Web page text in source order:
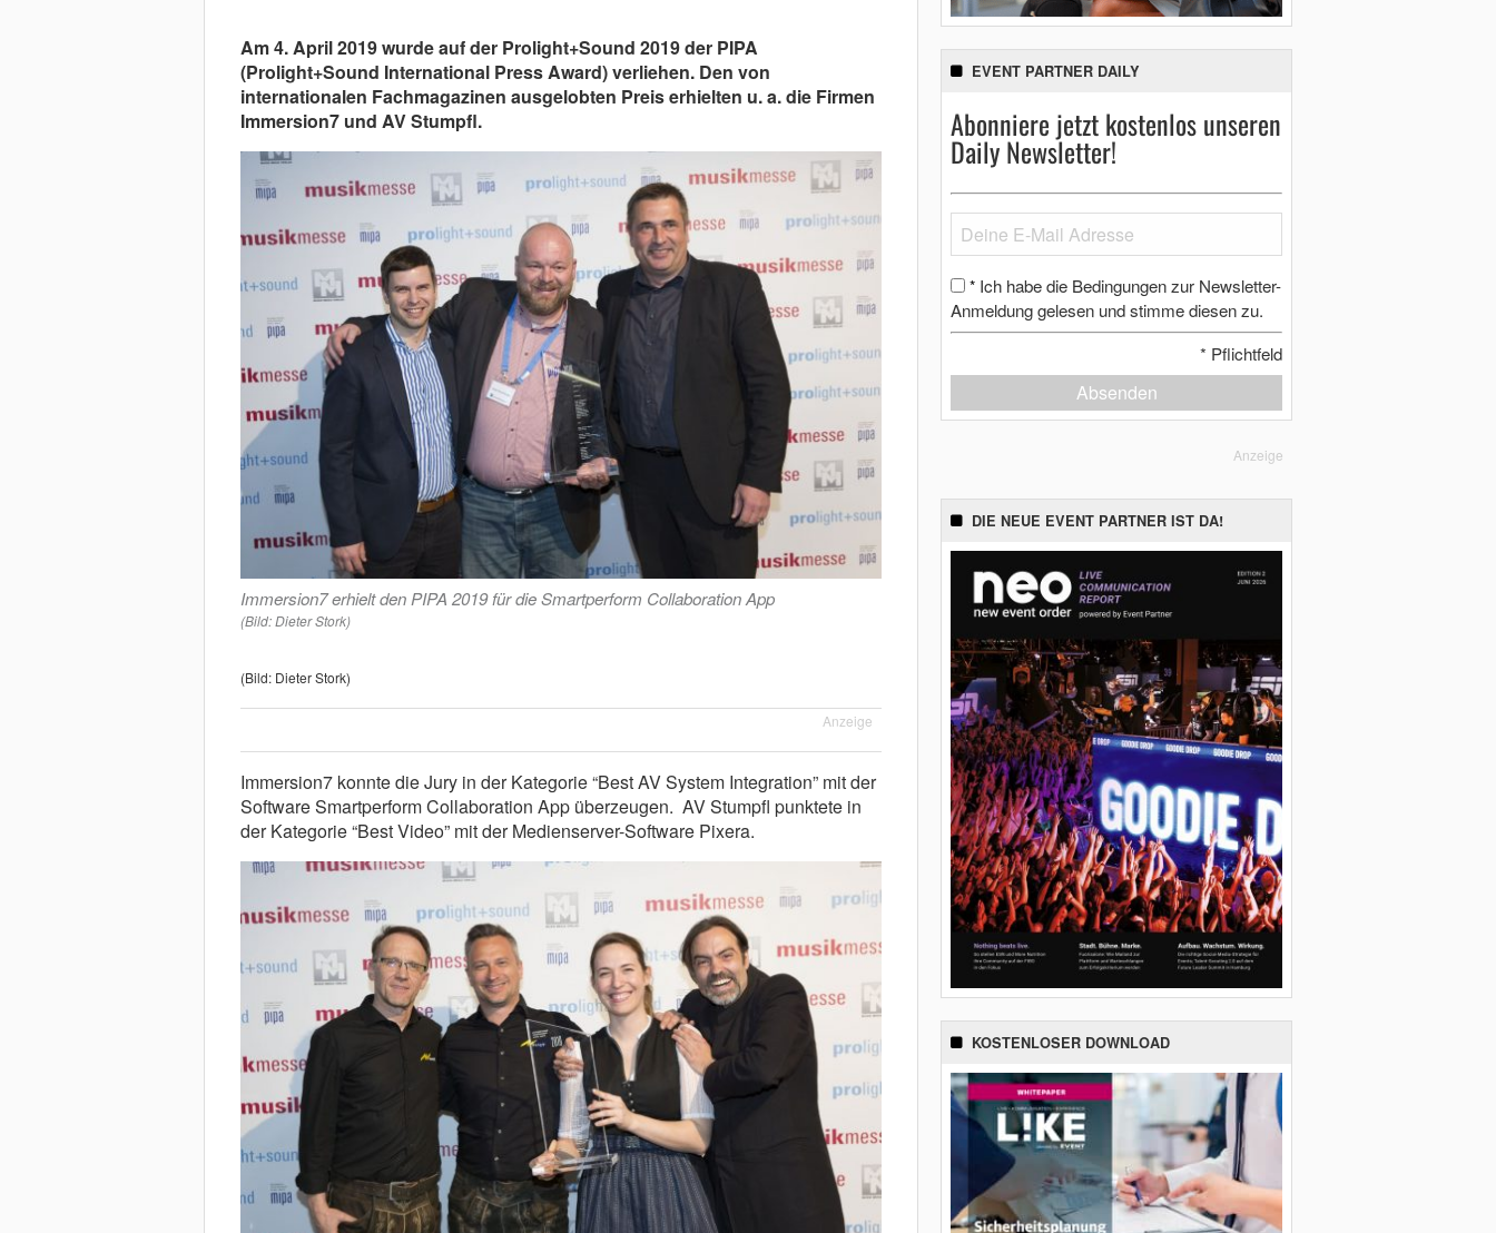
Am 4. April 2019 wurde auf der Prolight+Sound 2019 der PIPA
(Prolight+Sound International Press Award) verliehen. Den von
internationalen Fachmagazinen ausgelobten Preis erhielten u. a. die Firmen
Immersion7 und AV Stumpfl.
Immersion7 erhielt den PIPA 2019 für die Smartperform Collaboration App
(Bild: Dieter Stork)
(Bild: Dieter Stork)
Anzeige
Immersion7 konnte die Jury in der Kategorie “Best AV System Integration” mit der
Software Smartperform Collaboration App überzeugen. AV Stumpfl punktete in
der Kategorie “Best Video” mit der Medienserver-Software Pixera.
EVENT PARTNER DAILY
Abonniere jetzt kostenlos unseren
Daily Newsletter!
* Ich habe die Bedingungen zur Newsletter-
Anmeldung gelesen und stimme diesen zu.
* Pflichtfeld
Absenden
Anzeige
DIE NEUE EVENT PARTNER IST DA!
KOSTENLOSER DOWNLOAD